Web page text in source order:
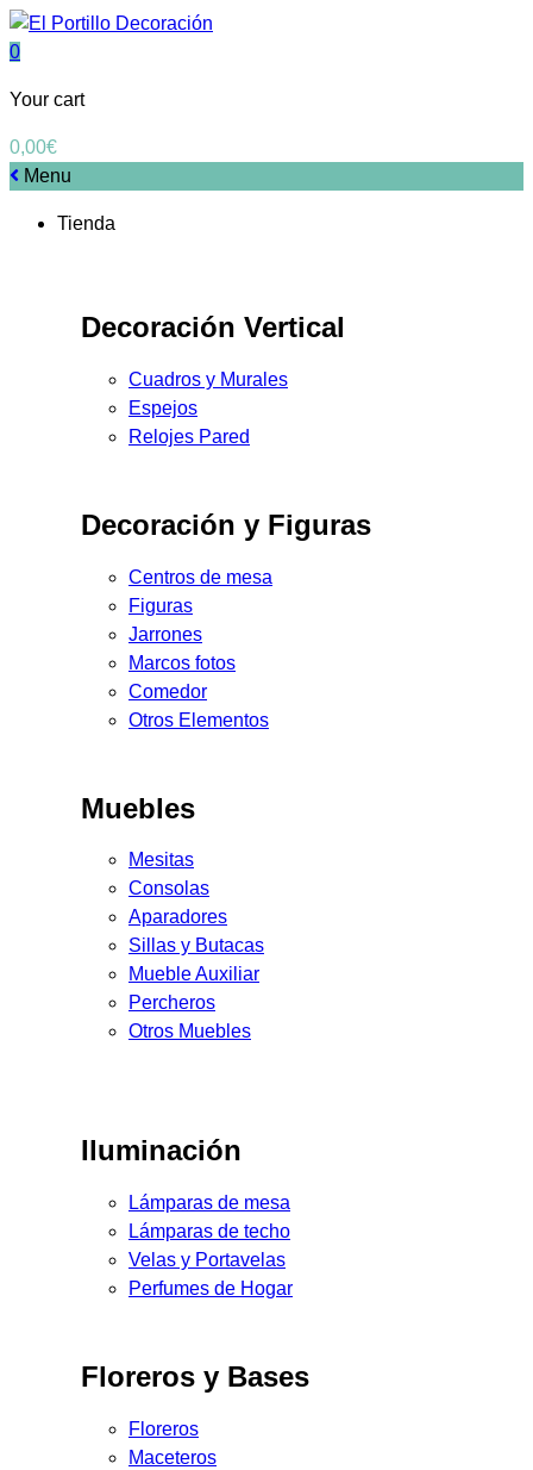
0
Your cart
0,00€
Menu
Tienda
Decoración Vertical
Cuadros y Murales
Espejos
Relojes Pared
Decoración y Figuras
Centros de mesa
Figuras
Jarrones
Marcos fotos
Comedor
Otros Elementos
Muebles
Mesitas
Consolas
Aparadores
Sillas y Butacas
Mueble Auxiliar
Percheros
Otros Muebles
Iluminación
Lámparas de mesa
Lámparas de techo
Velas y Portavelas
Perfumes de Hogar
Floreros y Bases
Floreros
Maceteros